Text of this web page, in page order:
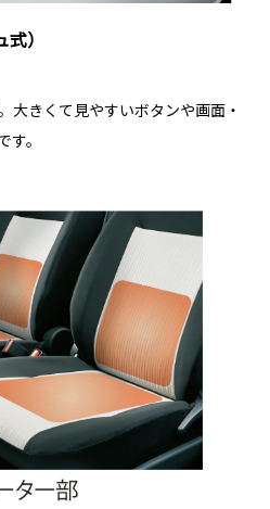
）
大きくて見やすいボタンや画面・
。